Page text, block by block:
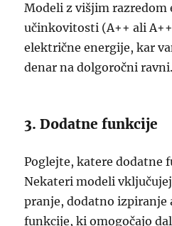
Modeli z višjim razredom
učinkovitosti (A++ ali
električne energije, kar
denar na dolgoročni ravni.
3. Dodatne funkcije
Poglejte, katere dodatne
Nekateri modeli
pranje, dodatno izpiranje
funkcije, ki omogočajo